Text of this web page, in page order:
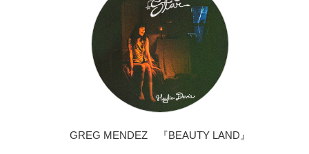
GREG MENDEZ 『BEAUTY LAND』